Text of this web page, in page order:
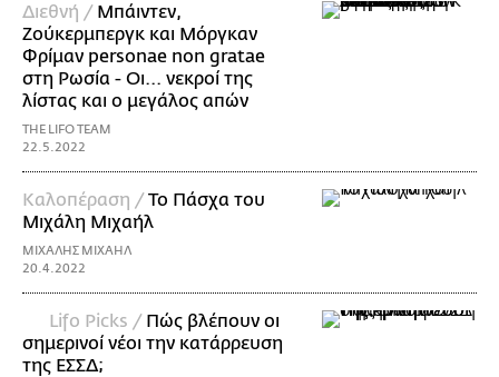
Διεθνή / Μπάιντεν,
Ζούκερμπεργκ και Μόργκαν
Φρίμαν personae non gratae
στη Ρωσία - Οι... νεκροί της
λίστας και ο μεγάλος απών
THE LIFO TEAM
22.5.2022
Καλοπέραση /Το Πάσχα του
Μιχάλη Μιχαήλ
ΜΙΧΑΛΗΣ ΜΙΧΑΗΛ
20.4.2022
Lifo Picks / Πώς βλέπουν οι
σημερινοί νέοι την κατάρρευση
της ΕΣΣΔ;